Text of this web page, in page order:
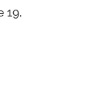
19,